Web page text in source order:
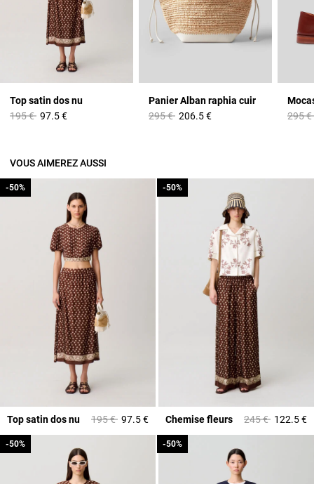
Top satin dos nu
Prix réduit à partir de
195 €à97.5 €
Panier Alban raphia cuir
Prix réduit à partir de
295 €à206.5 €
Prix
295 €
VOUS AIMEREZ AUSSI
Top satin dos nu Prix réduit à partir de
195 €à
-50%
97.5 €
-50%
Chemise fleurs Prix réduit à
245 €à
-50%
122.5 €
-50%
-50%
-50% -50%
-50%